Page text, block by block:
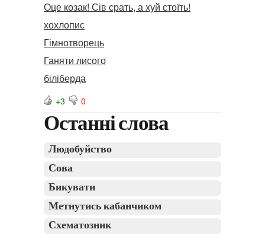
Оце козак! Сів срать, а хуй стоїть!
хохлопис
Гімнотворець
Ганяти лисого
біліберда
+3 0
Останні слова
Людобуйство
Сова
Бикувати
Метнутись кабанчиком
Схематозник